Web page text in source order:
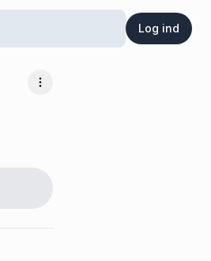
Log ind
Flere muligheder